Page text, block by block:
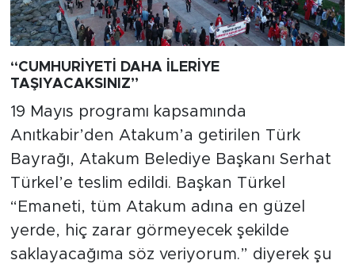
“CUMHURİYETİ DAHA İLERİYE
TAŞIYACAKSINIZ”
19 Mayıs programı kapsamında
Anıtkabir’den Atakum’a getirilen Türk
Bayrağı, Atakum Belediye Başkanı Serhat
Türkel’e teslim edildi. Başkan Türkel
“Emaneti, tüm Atakum adına en güzel
yerde, hiç zarar görmeyecek şekilde
saklayacağıma söz veriyorum.” diyerek şu